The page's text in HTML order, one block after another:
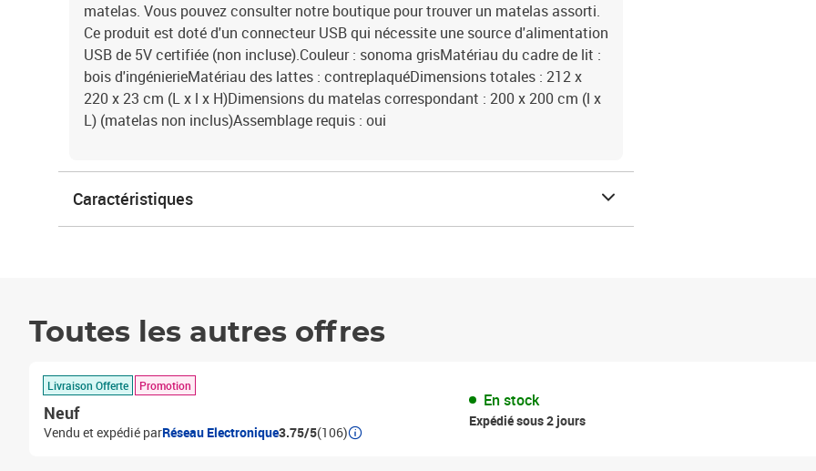
matelas. Vous pouvez consulter notre boutique pour trouver un matelas assorti.
Ce produit est doté d'un connecteur USB qui nécessite une source d'alimentation
USB de 5V certifiée (non incluse).Couleur : sonoma grisMatériau du cadre de lit :
bois d'ingénierieMatériau des lattes : contreplaquéDimensions totales : 212 x
220 x 23 cm (L x l x H)Dimensions du matelas correspondant : 200 x 200 cm (l x
L) (matelas non inclus)Assemblage requis : oui
Caractéristiques
Toutes les autres offres
Livraison Offerte Promotion
Neuf
Vendu et expédié parRéseau Electronique3.75/5(106)
En stock
Expédié sous 2 jours